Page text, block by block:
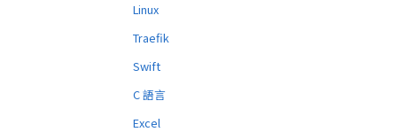
Linux
Traefik
Swift
C 語言
Excel